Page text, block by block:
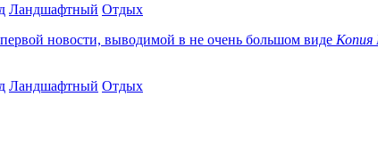
Ландшафтный Отдых
Копия
Ландшафтный Отдых